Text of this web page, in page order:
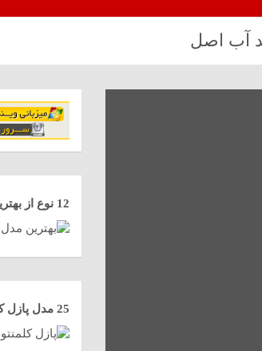
12 نوع از بهترین مدل‌های راکت بدمینتون یونکس (YONEX)
25 مدل پازل کلمنتونی (Clementoni) ساخت ایتالیا